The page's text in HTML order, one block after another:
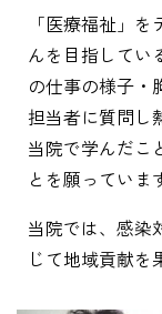
「医療福祉」
んを目指してい
の仕事の様子・
担当者に質問し
当院で学んだこ
とを願っていま
当院では、感染
じて地域貢献を